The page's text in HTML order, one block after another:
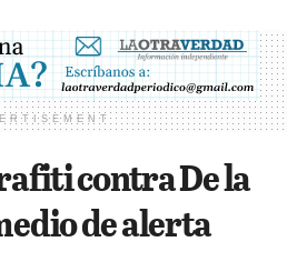
contra De la
de alerta